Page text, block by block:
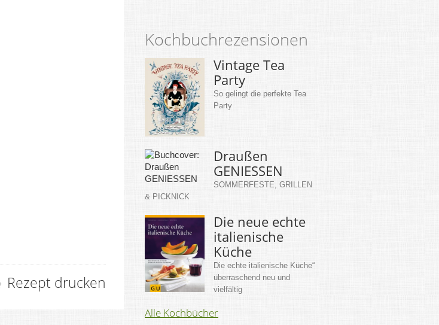
Rezept drucken
Kochbuchrezensionen
Vintage Tea
Party
So gelingt die perfekte Tea
Party
Draußen
GENIESSEN
SOMMERFESTE, GRILLEN
& PICKNICK
Die neue echte
italienische
Küche
Die echte italienische Küche“
überraschend neu und
vielfältig
Alle Kochbücher